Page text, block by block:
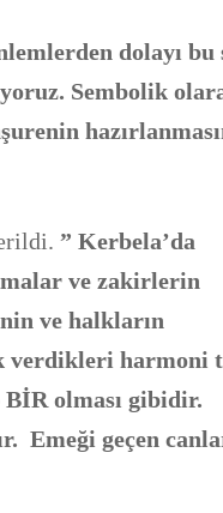
dolayı bu
Sembolik ol
şurenin hazırlanması
” Kerbela’da
ve zakirlerin
ve halkların
verdikleri harmoni
BİR olması gibidir.
Emeği geçen